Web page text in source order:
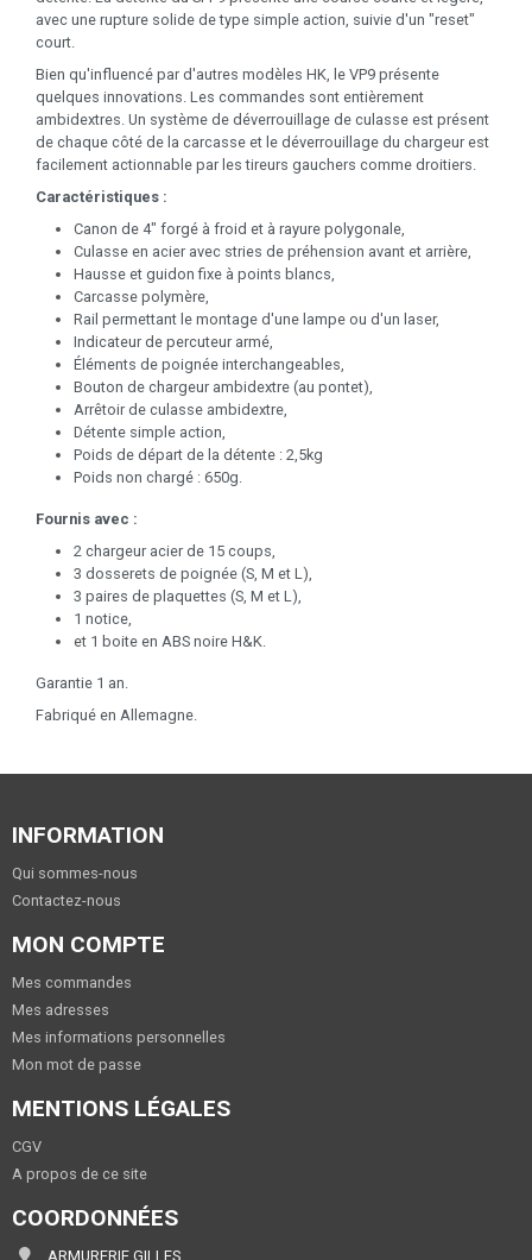
avec une rupture solide de type simple action, suivie d'un "reset"
court.
Bien qu'influencé par d'autres modèles HK, le VP9 présente
quelques innovations. Les commandes sont entièrement
ambidextres. Un système de déverrouillage de culasse est présent
de chaque côté de la carcasse et le déverrouillage du chargeur est
facilement actionnable par les tireurs gauchers comme droitiers.
Caractéristiques :
Canon de 4" forgé à froid et à rayure polygonale,
Culasse en acier avec stries de préhension avant et arrière,
Hausse et guidon fixe à points blancs,
Carcasse polymère,
Rail permettant le montage d'une lampe ou d'un laser,
Indicateur de percuteur armé,
Éléments de poignée interchangeables,
Bouton de chargeur ambidextre (au pontet),
Arrêtoir de culasse ambidextre,
Détente simple action,
Poids de départ de la détente : 2,5kg
Poids non chargé : 650g.
Fournis avec :
2 chargeur acier de 15 coups,
3 dosserets de poignée (S, M et L),
3 paires de plaquettes (S, M et L),
1 notice,
et 1 boite en ABS noire H&K.
Garantie 1 an.
Fabriqué en Allemagne.
INFORMATION
Qui sommes-nous
Contactez-nous
MON COMPTE
Mes commandes
Mes adresses
Mes informations personnelles
Mon mot de passe
MENTIONS LÉGALES
CGV
A propos de ce site
COORDONNÉES
ARMURERIE GILLES